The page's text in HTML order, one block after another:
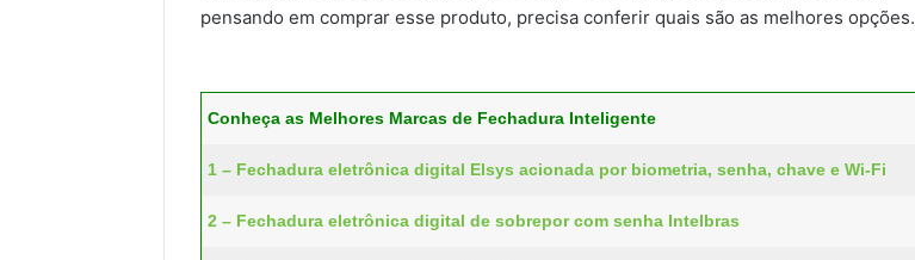
pensando em comprar esse produto, precisa conferir quais são as melhores opções.
Conheça as Melhores Marcas de Fechadura Inteligente
1 – Fechadura eletrônica digital Elsys acionada por biometria, senha, chave e Wi-Fi
2 – Fechadura eletrônica digital de sobrepor com senha Intelbras